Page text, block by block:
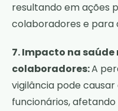
resultando em ações
colaboradores e para
7. Impacto na
colaboradores:A
vigilância pode
funcionários,